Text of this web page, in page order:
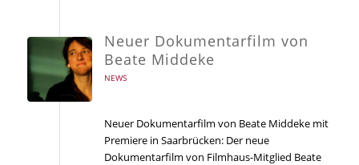
Neuer Dokumentarfilm von
Beate Middeke
NEWS
Neuer Dokumentarfilm von Beate Middeke mit
Premiere in Saarbrücken: Der neue
Dokumentarfilm von Filmhaus-Mitglied Beate